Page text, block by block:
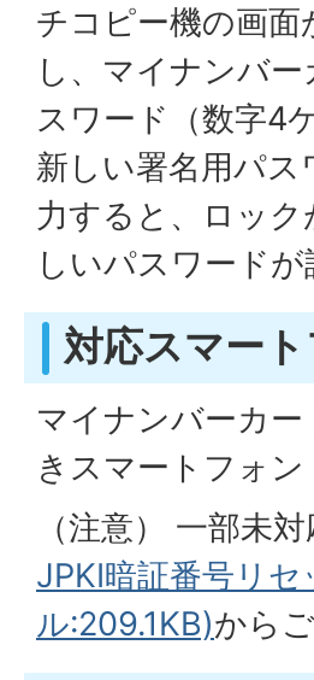
チコピー機の画
し、マイナンバ
スワード（数字4
新しい署名用パ
力すると、ロッ
しいパスワードが
対応スマー
マイナンバーカ
きスマートフォ
（注意） 一部未
JPKI暗証番号リ
ル:209.1KB)から